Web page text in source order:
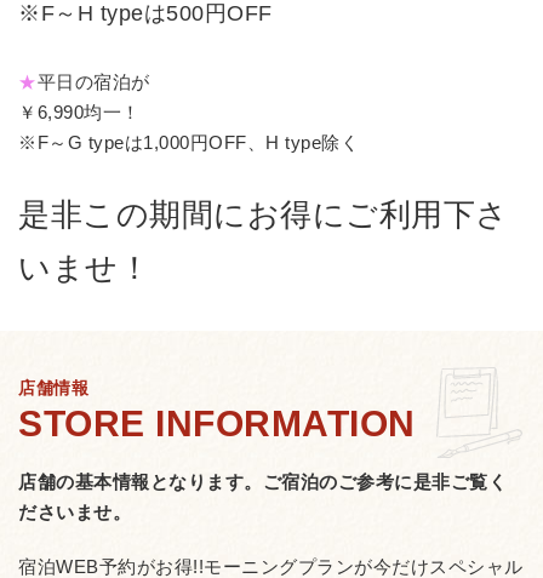
※F～H typeは500円OFF
★平日の宿泊が
￥6,990均一！
※F～G typeは1,000円OFF、H type除く
是非この期間にお得にご利用下さ
いませ！
店舗情報
店舗の基本情報となります。 ご宿泊のご参考に是非ご覧く
ださいませ。
宿泊WEB予約がお得!!モーニングプランが今だけスペシャル